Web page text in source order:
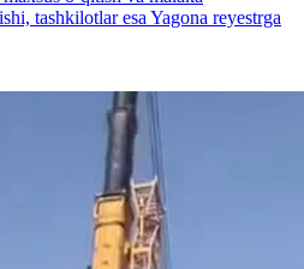
tashkilotlar esa Yagona reyestrga